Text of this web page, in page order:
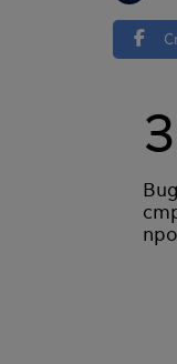
Застрашен морски бозайник е забелязан да изследва необезпокояван тайландското